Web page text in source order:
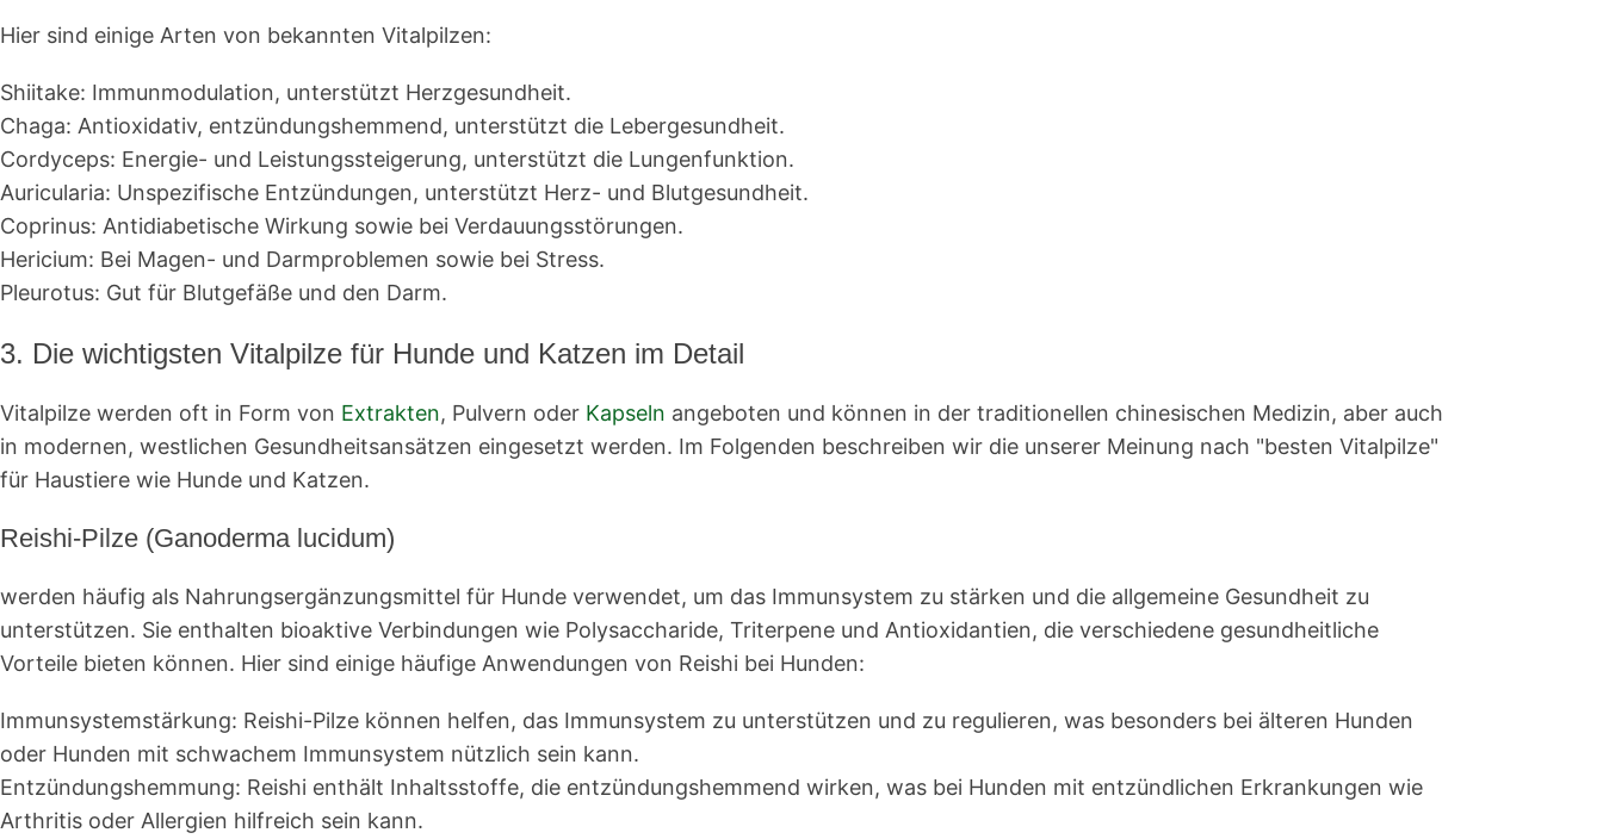
Hier sind einige Arten von bekannten Vitalpilzen:
Shiitake: Immunmodulation, unterstützt Herzgesundheit.
Chaga: Antioxidativ, entzündungshemmend, unterstützt die Lebergesundheit.
Cordyceps: Energie- und Leistungssteigerung, unterstützt die Lungenfunktion.
Auricularia: Unspezifische Entzündungen, unterstützt Herz- und Blutgesundheit.
Coprinus: Antidiabetische Wirkung sowie bei Verdauungsstörungen.
Hericium: Bei Magen- und Darmproblemen sowie bei Stress.
Pleurotus: Gut für Blutgefäße und den Darm.
3. Die wichtigsten Vitalpilze für Hunde und Katzen im Detail
Vitalpilze werden oft in Form von Extrakten, Pulvern oder Kapseln angeboten und können in der traditionellen chinesischen Medizin, aber auch
in modernen, westlichen Gesundheitsansätzen eingesetzt werden. Im Folgenden beschreiben wir die unserer Meinung nach "besten Vitalpilze"
für Haustiere wie Hunde und Katzen.
Reishi-Pilze (Ganoderma lucidum)
werden häufig als Nahrungsergänzungsmittel für Hunde verwendet, um das Immunsystem zu stärken und die allgemeine Gesundheit zu
unterstützen. Sie enthalten bioaktive Verbindungen wie Polysaccharide, Triterpene und Antioxidantien, die verschiedene gesundheitliche
Vorteile bieten können. Hier sind einige häufige Anwendungen von Reishi bei Hunden:
Immunsystemstärkung: Reishi-Pilze können helfen, das Immunsystem zu unterstützen und zu regulieren, was besonders bei älteren Hunden
oder Hunden mit schwachem Immunsystem nützlich sein kann.
Entzündungshemmung: Reishi enthält Inhaltsstoffe, die entzündungshemmend wirken, was bei Hunden mit entzündlichen Erkrankungen wie
Arthritis oder Allergien hilfreich sein kann.